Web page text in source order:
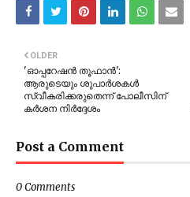
OLDER
'ഓപ്പറേഷൻ തൂഫാൻ':
ആരുടെയും ശുപാർശകൾ
സ്വീകരിക്കരുതെന്ന് പോലീസിന്
കർശന നിർദ്ദേശം
Post a Comment
0 Comments